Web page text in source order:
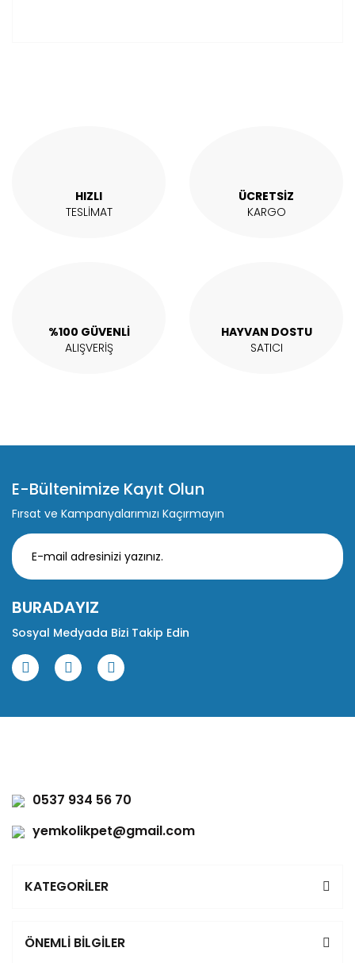
Bu ürüne benzer farklı alternatifler olmalı.
HIZLI
TESLİMAT
ÜCRETSİZ
KARGO
%100 GÜVENLİ
ALIŞVERİŞ
HAYVAN DOSTU
SATICI
E-Bültenimize Kayıt Olun
Fırsat ve Kampanyalarımızı Kaçırmayın
BURADAYIZ
Sosyal Medyada Bizi Takip Edin
0537 934 56 70
yemkolikpet@gmail.com
KATEGORİLER
ÖNEMLİ BİLGİLER